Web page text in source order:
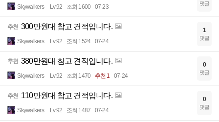
Skywalkers Lv.92 조회 1600 07-23 댓글
추천 300만원대 참고 견적입니다.
Skywalkers Lv.92 조회 1524 07-24
1
댓글
추천 380만원대 참고 견적입니다.
Skywalkers Lv.92 조회 1470 추천 1 07-24
0
댓글
추천 110만원대 참고 견적입니다.
Skywalkers Lv.92 조회 1487 07-24
0
댓글